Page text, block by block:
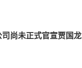
尚未正式官宣贾国龙